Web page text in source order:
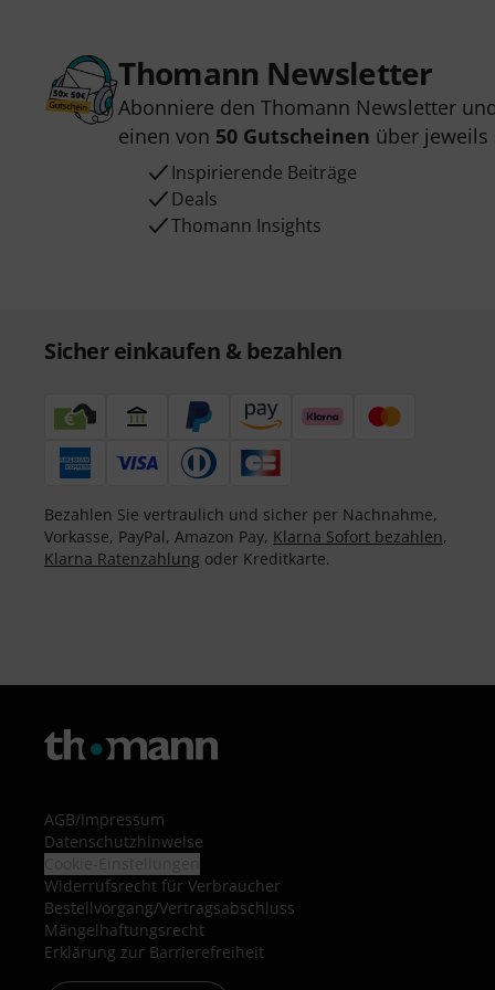
Thomann Newsletter
Abonniere den Thomann Newsletter
einen von 50 Gutscheinen über jeweils
Inspirierende Beiträge
Deals
Thomann Insights
Sicher einkaufen & bezahlen
Bezahlen Sie vertraulich und sicher per Nachnahme,
Vorkasse, PayPal, Amazon Pay, Klarna Sofort bezahlen,
Klarna Ratenzahlung oder Kreditkarte.
AGB/Impressum
Datenschutzhinweise
Widerrufsrecht für Verbraucher
Bestellvorgang/Vertragsabschluss
Mängelhaftungsrecht
Erklärung zur Barrierefreiheit